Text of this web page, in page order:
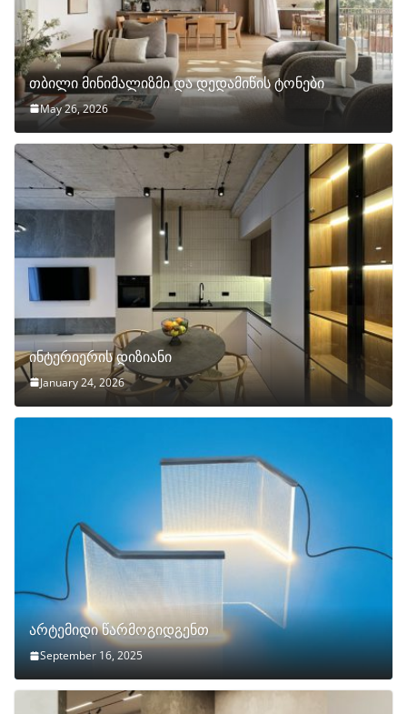
თბილი მინიმალიზმი და დედამიწის ტონები
May 26, 2026
ინტერიერის დიზიანი
January 24, 2026
არტემიდი წარმოგიდგენთ
September 16, 2025